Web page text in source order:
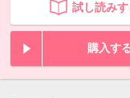
試し読みす
購入す